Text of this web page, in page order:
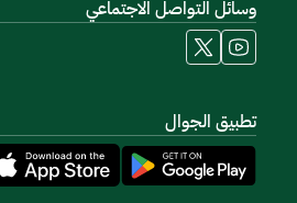
وسائل التواصل الاجتماعي
تطبيق الجوال